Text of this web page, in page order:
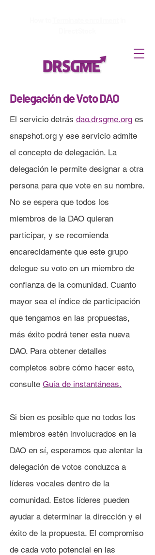
Delegación de Voto DAO
El servicio detrás dao.drsgme.org es
snapshot.org y ese servicio admite
el concepto de delegación. La
delegación le permite designar a otra
persona para que vote en su nombre.
No se espera que todos los
miembros de la DAO quieran
participar, y se recomienda
encarecidamente que este grupo
delegue su voto en un miembro de
confianza de la comunidad. Cuanto
mayor sea el índice de participación
que tengamos en las propuestas,
más éxito podrá tener esta nueva
DAO. Para obtener detalles
completos sobre cómo hacer esto,
consulte Guía de instantáneas.
Si bien es posible que no todos los
miembros estén involucrados en la
DAO en sí, esperamos que alentar la
delegación de votos conduzca a
líderes vocales dentro de la
comunidad. Estos líderes pueden
ayudar a determinar la dirección y el
éxito de la propuesta. El compromiso
de cada voto potencial en las